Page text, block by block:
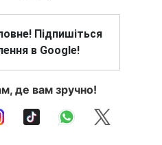
Підпишіться
в Google!
де вам зручно!